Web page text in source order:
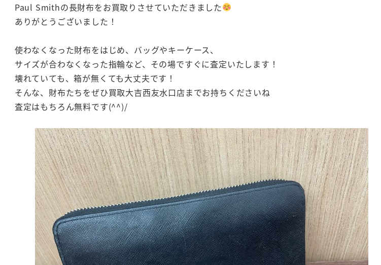
Paul Smithの長財布をお買取りさせていただきました
ありがとうございました！
使わなくなった財布をはじめ、バッグやキーケース、
サイズが合わなくなった指輪など、その場ですぐに査定いたします！
壊れていても、箱が無くても大丈夫です！
そんな、財布たちをぜひ買取大吉西友水口店までお持ちくださいね
査定はもちろん無料です(^^)/